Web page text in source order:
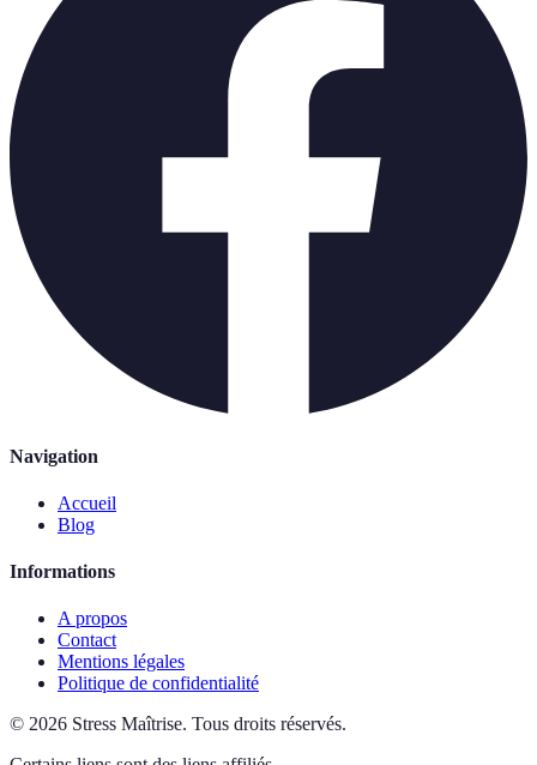
Navigation
Accueil
Blog
Informations
A propos
Contact
Mentions légales
Politique de confidentialité
© 2026 Stress Maîtrise. Tous droits réservés.